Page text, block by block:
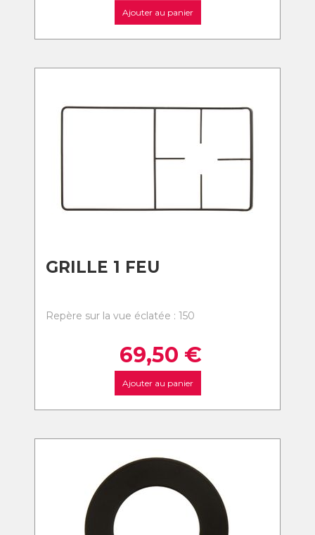
Ajouter au panier
GRILLE 1 FEU
Repère sur la vue éclatée : 150
69,50 €
Ajouter au panier